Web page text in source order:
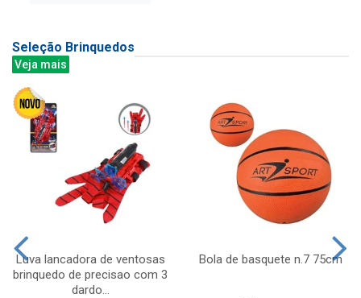
Seleção Brinquedos
Veja mais
Luva lancadora de ventosas
brinquedo de precisao com 3
dardo...
Bola de basquete n.7 75cm